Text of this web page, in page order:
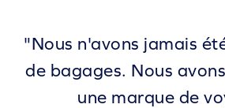
"Nous n'avons jamais
de bagages. Nous
une marque de